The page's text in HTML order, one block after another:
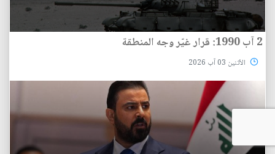
2 آب 1990: قرار غيّر وجه المنطقة
الأثنين 03 آب 2026